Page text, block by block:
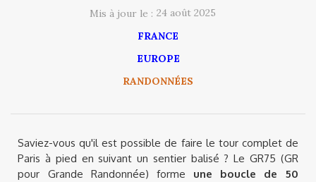
Mis à jour le : 24 août 2025
FRANCE
EUROPE
RANDONNÉES
Saviez-vous qu'il est possible de faire le tour complet de
Paris à pied en suivant un sentier balisé ? Le GR75 (GR
pour Grande Randonnée) forme une boucle de 50